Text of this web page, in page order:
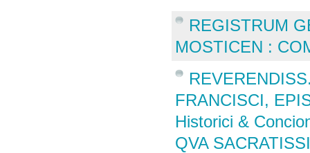
REGISTRUM
MOSTICEN :
FRANCISCI,
Historici &
QVA